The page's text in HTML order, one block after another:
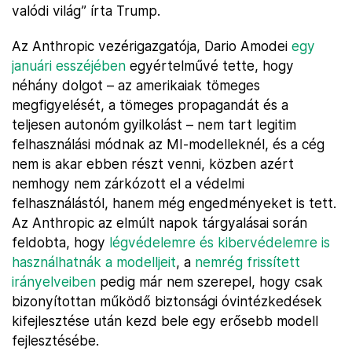
valódi világ” írta Trump.
Az Anthropic vezérigazgatója, Dario Amodei egy
januári esszéjében egyértelművé tette, hogy
néhány dolgot – az amerikaiak tömeges
megfigyelését, a tömeges propagandát és a
teljesen autonóm gyilkolást – nem tart legitim
felhasználási módnak az MI-modelleknél, és a cég
nem is akar ebben részt venni, közben azért
nemhogy nem zárkózott el a védelmi
felhasználástól, hanem még engedményeket is tett.
Az Anthropic az elmúlt napok tárgyalásai során
feldobta, hogy légvédelemre és kibervédelemre is
használhatnák a modelljeit, a nemrég frissített
irányelveiben pedig már nem szerepel, hogy csak
bizonyítottan működő biztonsági óvintézkedések
kifejlesztése után kezd bele egy erősebb modell
fejlesztésébe.